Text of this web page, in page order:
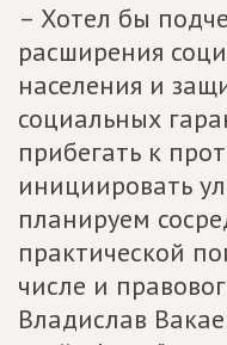
– Хотел бы
расширения
населения и
социальных
прибегать к
инициировать
планируем
практической
числе и
Владислав